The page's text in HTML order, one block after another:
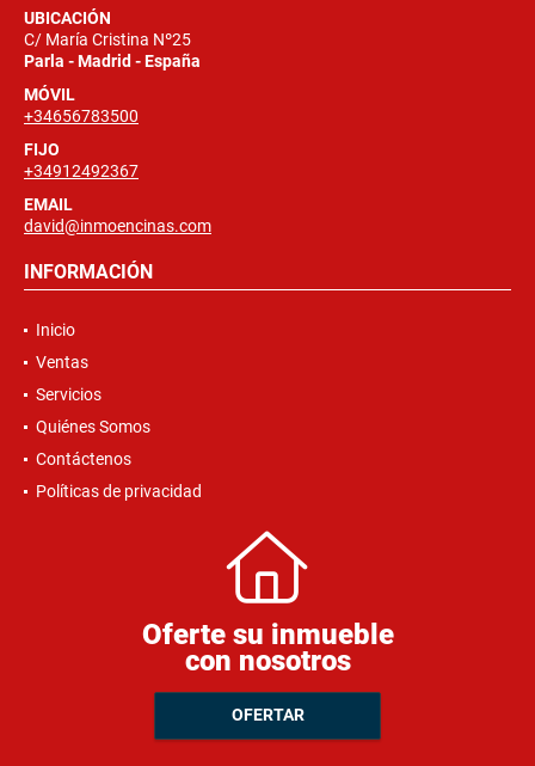
UBICACIÓN
C/ María Cristina Nº25
Parla - Madrid - España
MÓVIL
+34656783500
FIJO
+34912492367
EMAIL
david@inmoencinas.com
INFORMACIÓN
Inicio
Ventas
Servicios
Quiénes Somos
Contáctenos
Políticas de privacidad
Oferte su inmueble
con nosotros
OFERTAR